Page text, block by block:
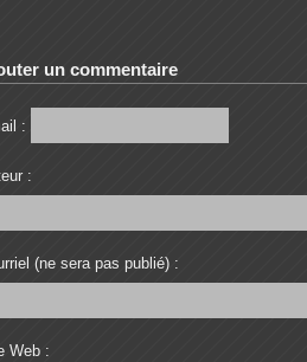
un commentaire
:
:
(ne sera pas publié) :
Web :